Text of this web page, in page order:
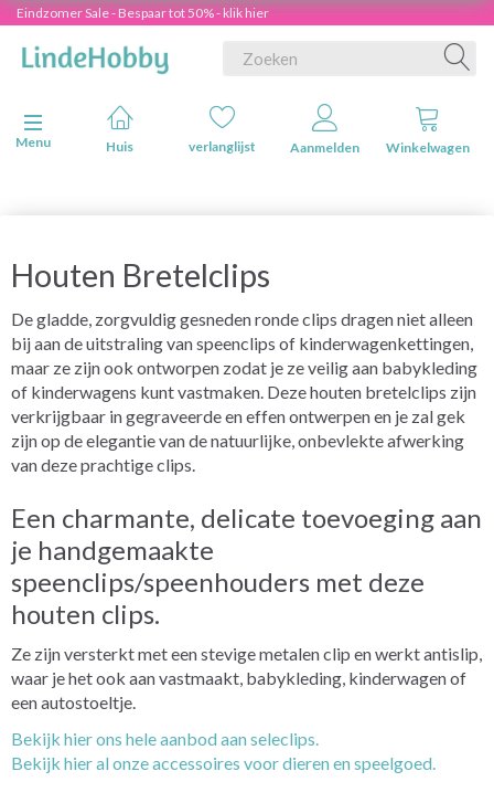
Eindzomer Sale - Bespaar tot 50% - klik hier
Navigatie in-/uitschakelen
Menu
Huis verlanglijst Aanmelden Winkelwagen
Houten Bretelclips
De gladde, zorgvuldig gesneden ronde clips dragen niet alleen
bij aan de uitstraling van speenclips of kinderwagenkettingen,
maar ze zijn ook ontworpen zodat je ze veilig aan babykleding
of kinderwagens kunt vastmaken. Deze houten bretelclips zijn
verkrijgbaar in gegraveerde en effen ontwerpen en je zal gek
zijn op de elegantie van de natuurlijke, onbevlekte afwerking
van deze prachtige clips.
Een charmante, delicate toevoeging aan
je handgemaakte
speenclips/speenhouders met deze
houten clips.
Ze zijn versterkt met een stevige metalen clip en werkt antislip,
waar je het ook aan vastmaakt, babykleding, kinderwagen of
een autostoeltje.
Bekijk hier ons hele aanbod aan seleclips.
Bekijk hier al onze accessoires voor dieren en speelgoed.